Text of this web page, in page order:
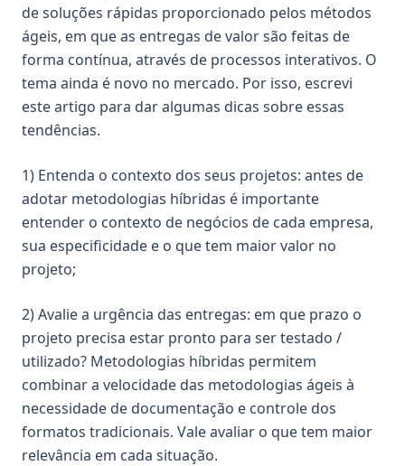
de soluções rápidas proporcionado pelos métodos
ágeis, em que as entregas de valor são feitas de
forma contínua, através de processos interativos. O
tema ainda é novo no mercado. Por isso, escrevi
este artigo para dar algumas dicas sobre essas
tendências.
1) Entenda o contexto dos seus projetos: antes de
adotar metodologias híbridas é importante
entender o contexto de negócios de cada empresa,
sua especificidade e o que tem maior valor no
projeto;
2) Avalie a urgência das entregas: em que prazo o
projeto precisa estar pronto para ser testado /
utilizado? Metodologias híbridas permitem
combinar a velocidade das metodologias ágeis à
necessidade de documentação e controle dos
formatos tradicionais. Vale avaliar o que tem maior
relevância em cada situação.